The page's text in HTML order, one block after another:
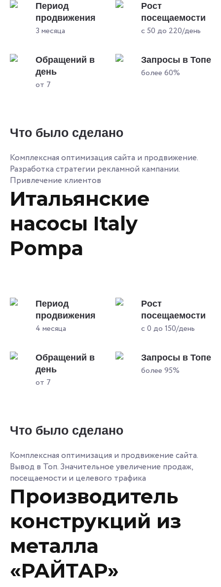
Период
продвижения
3 месяца
Рост
посещаемости
с 50 до 220/день
Обращений в
день
от 7
Запросы в Топе
более 60%
Что было сделано
Комплексная оптимизация сайта и продвижение.
Разработка стратегии рекламной кампании.
Привлечение клиентов
Итальянские
насосы Italy
Pompa
Период
продвижения
4 месяца
Рост
посещаемости
с 0 до 150/день
Обращений в
день
от 7
Запросы в Топе
более 95%
Что было сделано
Комплексная оптимизация и продвижение сайта.
Вывод в Топ. Значительное увеличение продаж,
посещаемости и целевого трафика
Производитель
конструкций из
металла
«РАЙТАР»